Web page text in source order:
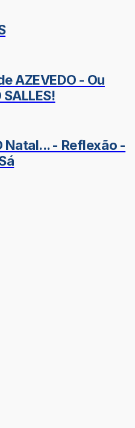
AZEVEDO - Ou
Natal... - Reflexão -